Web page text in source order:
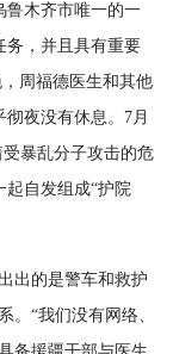
木齐市唯一的一
务，并且具有重要
，周福德医生和其他
夜没有休息。7月
暴乱分子攻击的危
起自发组成“护院
出的是警车和救护
。“我们没有网络、